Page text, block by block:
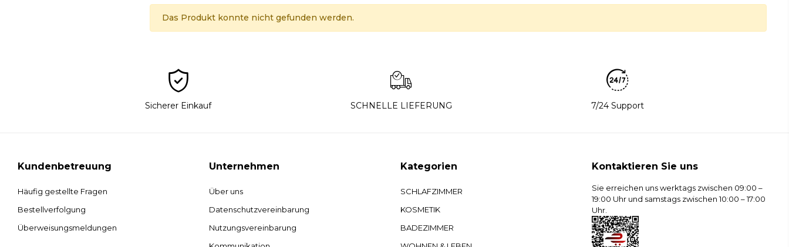
Das Produkt konnte nicht gefunden werden.
Sicherer Einkauf SCHNELLE LIEFERUNG 7/24 Support
Kundenbetreuung
Häufig gestellte Fragen
Bestellverfolgung
Überweisungsmeldungen
Unternehmen
Über uns
Datenschutzvereinbarung
Nutzungsvereinbarung
Kategorien
SCHLAFZIMMER
KOSMETIK
BADEZIMMER
Kontaktieren Sie uns
Sie erreichen uns werktags zwischen 09:00 –
19:00 Uhr und samstags zwischen 10:00 – 17:00
Uhr.